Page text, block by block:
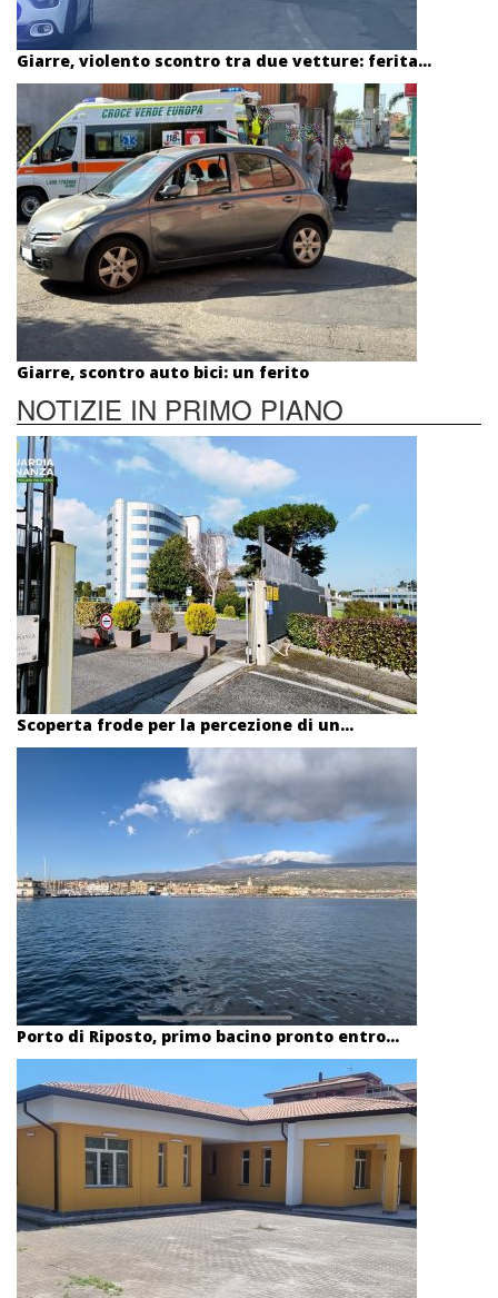
Giarre, violento scontro tra due vetture: ferita...
Giarre, scontro auto bici: un ferito
NOTIZIE IN PRIMO PIANO
Scoperta frode per la percezione di un...
Porto di Riposto, primo bacino pronto entro...